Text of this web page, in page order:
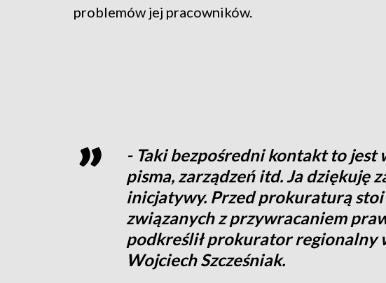
problemów jej pracowników.
- Taki bezpośredni kontakt to jest
pisma, zarządzeń itd. Ja dziękuję
inicjatywy. Przed prokuraturą stoi
związanych z przywracaniem
podkreślił prokurator regionalny
Wojciech Szcześniak.